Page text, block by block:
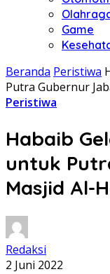
Game
Beranda Peristiwa
Putra Gubernur
Peristiwa
Habaib
untuk
Masjid Al-
Redaksi
2 Juni 2022